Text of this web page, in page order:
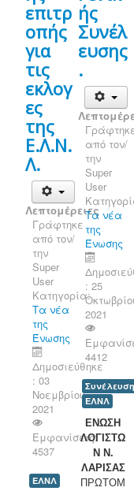
επιτρ
οπής
για
τις
εκλογ
ες
της
Ε.Λ.Ν.
Λ.
Λεπτομέρειες
Γράφτηκε
από τον/
την
Super
User
Κατηγορία:
Τα νέα
της
Ένωσης
Δημοσιεύθηκε
: 03
Νοεμβρίου
2021
Εμφανίσεις:
4537
ΕΛΝΛ
ής
Συνέλ
ευσης
.
από τον/
την
Super
User
Τα νέα
της
Ένωσης
: 25
2021
4412
Συνέλευση
ΕΛΝΛ
ΕΝΩΣΗ
ΛΟΓΙΣΤΩ
Ν Ν.
ΛΑΡΙΣΑΣ
ΠΡΩΤΟΜ